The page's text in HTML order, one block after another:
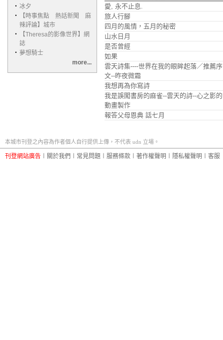
‧ 冰夕
‧
【時事焦點 熱話新聞 麻
辣評論】城市
‧
【Theresa的影像世界】網
誌
‧ 夢想騎士
more...
愛, 永不止息.
旅人行腳
四月的風情，五月的秘密
山水日月
是否曾經
如果
雲天詩集----世界在我的眼眸起落／推薦序
文--昨夜微霜
我想再為你寫詩
我是誤闖書房的麻雀--雲天的詩--心之影的
動畫製作
報答父母恩典 話七月
本城市刊登之內容為作者個人自行提供上傳，不代表 udn 立場。
刊登網站廣告 關於我們 常見問題 服務條款 著作權聲明 隱私權聲明 客服